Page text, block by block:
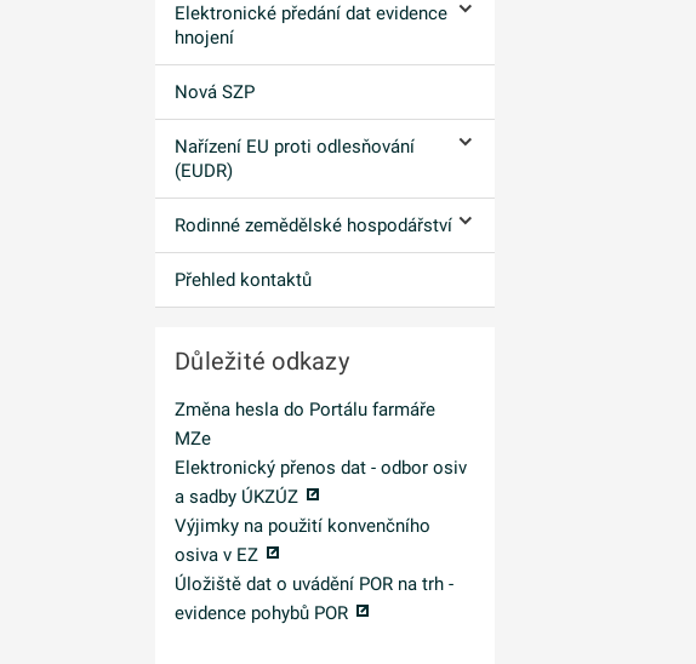
Elektronické předání dat evidence
hnojení
Nová SZP
Nařízení EU proti odlesňování
(EUDR)
Rodinné zemědělské hospodářství
Přehled kontaktů
Důležité odkazy
Změna hesla do Portálu farmáře
MZe
Elektronický přenos dat - odbor osiv
a sadby ÚKZÚZ
Výjimky na použití konvenčního
osiva v EZ
Úložiště dat o uvádění POR na trh -
evidence pohybů POR